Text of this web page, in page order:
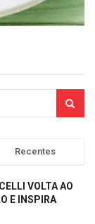
Recentes
VOLTA AO
E INSPIRA